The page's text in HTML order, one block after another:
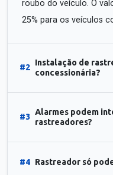
roubo do veículo. O
25% para os veículos
#2
Instalação de
concessionária?
#3
Alarmes podem
rastreadores?
#4 Rastreador só